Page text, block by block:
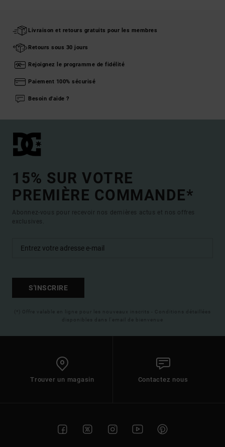
Livraison et retours gratuits pour les membres
Retours sous 30 jours
Rejoignez le programme de fidélité
Paiement 100% sécurisé
Besoin d'aide ?
15% SUR VOTRE
PREMIÈRE COMMANDE*
Abonnez-vous pour recevoir nos dernières actus et nos offres
exclusives.
S'INSCRIRE
(*) Offre valable en ligne pour les nouveaux inscrits - Conditions détaillées
disponibles dans l'email de bienvenue
Trouver un magasin Contactez nous